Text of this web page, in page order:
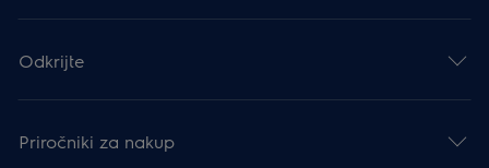
Odkrijte
Priročniki za nakup